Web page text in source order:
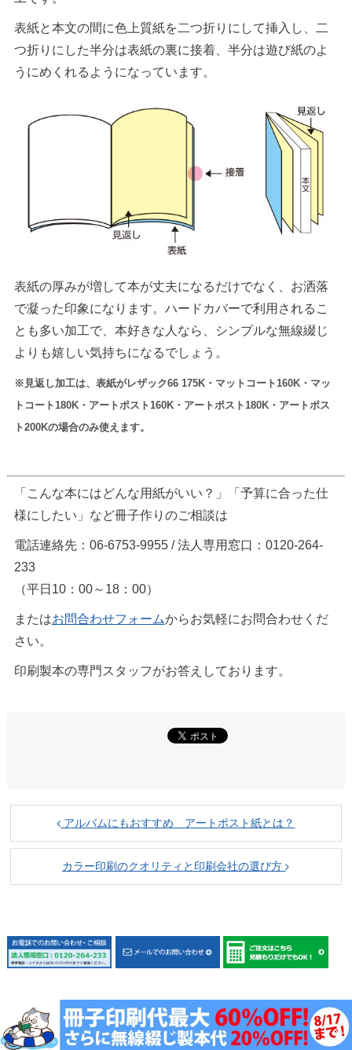
表紙と本文の間に色上質紙を二つ折りにして挿入し、二
つ折りにした半分は表紙の裏に接着、半分は遊び紙のよ
うにめくれるようになっています。
表紙の厚みが増して本が丈夫になるだけでなく、お洒落
で凝った印象になります。ハードカバーで利用されるこ
とも多い加工で、本好きな人なら、シンプルな無線綴じ
よりも嬉しい気持ちになるでしょう。
※見返し加工は、表紙がレザック66 175K・マットコート160K・マッ
トコート180K・アートポスト160K・アートポスト180K・アートポス
ト200Kの場合のみ使えます。
「こんな本にはどんな用紙がいい？」「予算に合った仕
様にしたい」など冊子作りのご相談は
電話連絡先：06-6753-9955 / 法人専用窓口：0120-264-
233
（平日10：00～18：00）
またはお問合わせフォームからお気軽にお問合わせくだ
さい。
印刷製本の専門スタッフがお答えしております。
アルバムにもおすすめ アートポスト紙とは？
カラー印刷のクオリティと印刷会社の選び方